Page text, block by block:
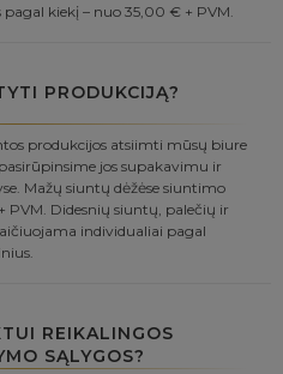
kiekį – nuo 35,00 € + PVM.
PRODUKCIJĄ?
produkcijos atsiimti mūsų biure
jos supakavimu ir
Mažų siuntų dėžėse siuntimo
PVM. Didesnių siuntų, palečių ir
individualiai pagal
REIKALINGOS
SĄLYGOS?